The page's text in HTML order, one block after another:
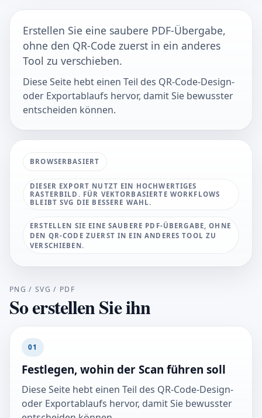
Erstellen Sie eine saubere PDF-Übergabe,
ohne den QR-Code zuerst in ein anderes
Tool zu verschieben.
Diese Seite hebt einen Teil des QR-Code-Design-
oder Exportablaufs hervor, damit Sie bewusster
entscheiden können.
BROWSERBASIERT
DIESER EXPORT NUTZT EIN HOCHWERTIGES
RASTERBILD. FÜR VEKTORBASIERTE WORKFLOWS
BLEIBT SVG DIE BESSERE WAHL.
ERSTELLEN SIE EINE SAUBERE PDF-ÜBERGABE, OHNE
DEN QR-CODE ZUERST IN EIN ANDERES TOOL ZU
VERSCHIEBEN.
PNG / SVG / PDF
So erstellen Sie ihn
01
Festlegen, wohin der Scan führen soll
Diese Seite hebt einen Teil des QR-Code-Design-
oder Exportablaufs hervor, damit Sie bewusster